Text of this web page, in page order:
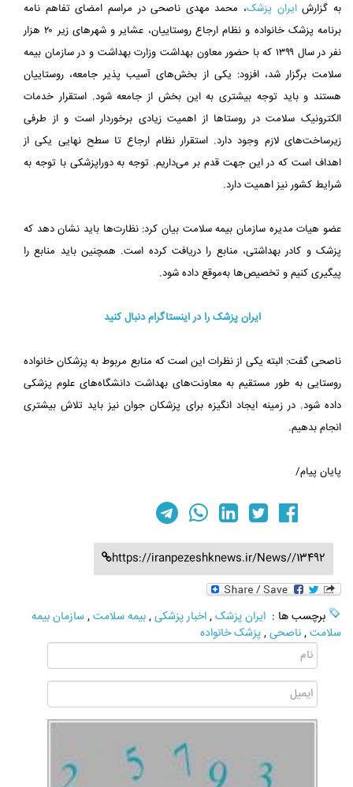
به گزارشایران پزشک، محمد مهدی ناصحی در مراسم امضای تفاهم نامه
برنامه پزشک خانواده و نظام ارجاع روستاییان، عشایر و شهرهای زیر ۲۰ هزار
نفر در سال ۱۳۹۹ که با حضور معاون بهداشت وزارت بهداشت و در سازمان بیمه
سلامت برگزار شد، افزود: یکی از بخش‌های آسیب پذیر جامعه، روستاییان
هستند و باید توجه بیشتری به این بخش از جامعه شود. استقرار خدمات
الکترونیک سلامت در روستاها از اهمیت زیادی برخوردار است و از طرفی
زیرساخت‌های لازم وجود دارد. استقرار نظام ارجاع تا سطح نهایی یکی از
اهداف است که در این جهت قدم بر می‌داریم. توجه به دوراپزشکی با توجه به
شرایط کشور نیز اهمیت دارد.
عضو هیات مدیره سازمان بیمه سلامت بیان کرد: نظارت‌ها باید نشان دهد که
پزشک و کادر بهداشتی، منابع را دریافت کرده است. همچنین باید منابع را
پیگیری کنیم و تخصیص‌ها به‌موقع داده شود.
ایران پزشک را در اینستاگرام دنبال کنید
ناصحی گفت: البته یکی از نظرات این است که منابع مربوط به پزشکان خانواده
روستایی به طور مستقیم به معاونت‌های بهداشت دانشگاه‌های علوم پزشکی
داده شود. در زمینه ایجاد انگیزه برای پزشکان جوان نیز باید تلاش بیشتری
انجام بدهیم.
پایان پیام/
https://iranpezeshknews.ir/News//13492
برچسب ها : ایران پزشک,اخبار پزشکی,بیمه سلامت,سازمان بیمه
سلامت,ناصحی,پزشک خانواده